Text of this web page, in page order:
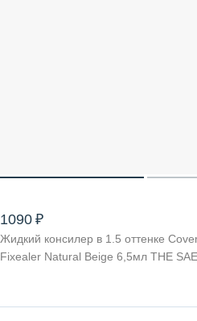
1090 ₽
Жидкий консилер в 1.5 оттенке
Fixealer Natural Beige 6,5мл THE